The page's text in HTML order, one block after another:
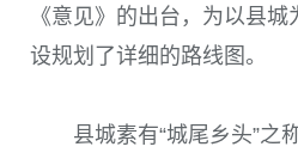
《意见》的出台，为以县
设规划了详细的路线图。
县城素有“城尾乡头”之